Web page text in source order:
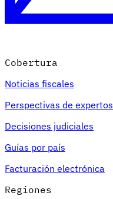
Cobertura
Noticias fiscales
Perspectivas de expertos
Decisiones judiciales
Guías por país
Facturación electrónica
Regiones